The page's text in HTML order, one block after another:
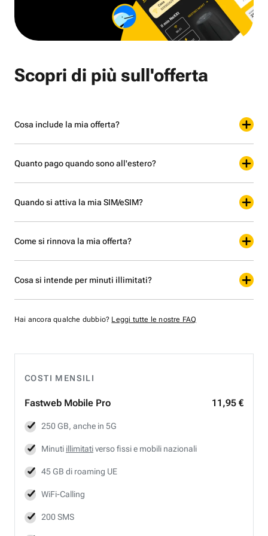
COSTI MENSILI
Fastweb Mobile Pro 11,95 €
250 GB, anche in 5G
Minuti illimitativerso fissi e mobili nazionali
45 GB di roaming UE
WiFi-Calling
200 SMS
Scopri di più sull'offerta
Cosa include la mia offerta?
Quanto pago quando sono all'estero?
Quando si attiva la mia SIM/eSIM?
Come si rinnova la mia offerta?
Cosa si intende per minuti illimitati?
Hai ancora qualche dubbio? Leggi tutte le nostre FAQ